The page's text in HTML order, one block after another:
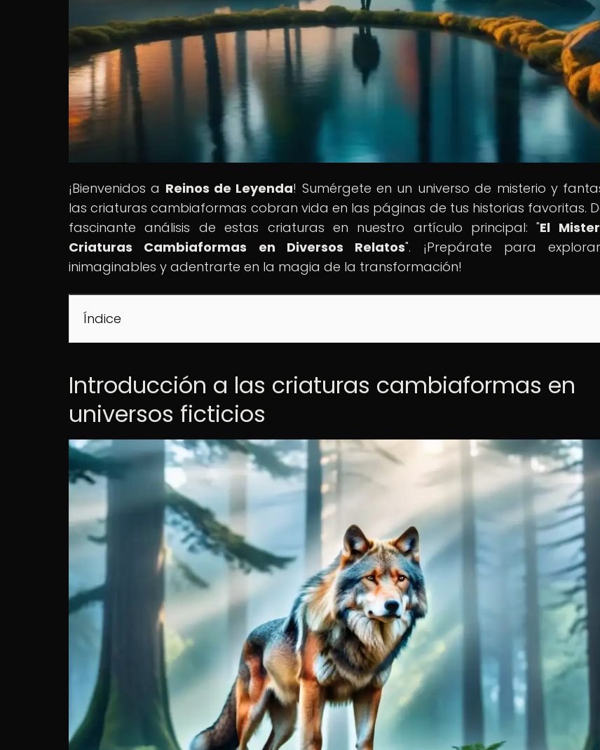
¡Bienvenidos a Reinos de Leyenda! Sumérgete en un universo de misterio y
las criaturas cambiaformas cobran vida en las páginas de tus historias favoritas.
fascinante análisis de estas criaturas en nuestro artículo principal: "El
Criaturas Cambiaformas en Diversos Relatos". ¡Prepárate para
inimaginables y adentrarte en la magia de la transformación!
Índice
Introducción a las criaturas cambiaformas en
universos ficticios